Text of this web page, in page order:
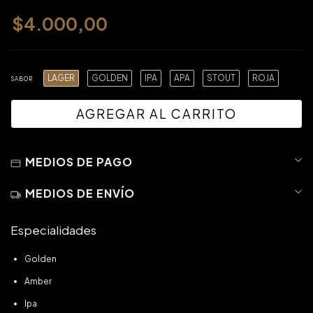
$4.000,00
SABOR LAGER GOLDEN IPA APA STOUT ROJA
MEDIOS DE PAGO
MEDIOS DE ENVÍO
Especialidades
Golden
Amber
Ipa